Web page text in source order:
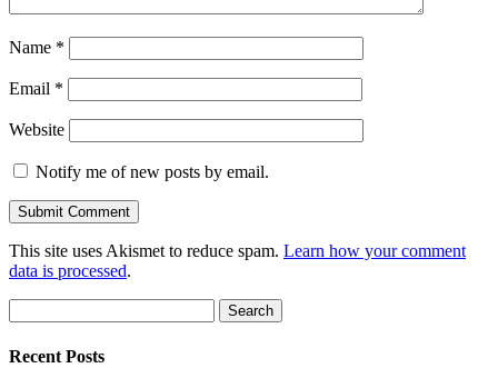
Name *
Email *
Website
Notify me of new posts by email.
This site uses Akismet to reduce spam. Learn how your comment
data is processed.
for:
Recent Posts